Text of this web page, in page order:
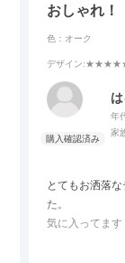
また、カウチ
だったので、そ
かせるため、
ールとして使え
おしゃれ！
色：オーク
デザイン
年
家
とてもお洒落
た。
気に入ってます